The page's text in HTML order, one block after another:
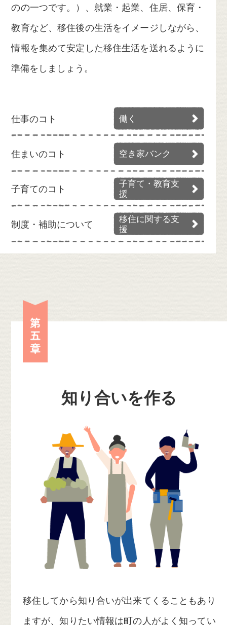
のの一つです。）、就業・起業、住居、保育・
教育など、移住後の生活をイメージしながら、
情報を集めて安定した移住生活を送れるように
準備をしましょう。
仕事のコト 働く
住まいのコト 空き家バンク
子育てのコト
子育て・教育支
援
制度・補助について
移住に関する支
援
知り合いを作る
移住してから知り合いが出来てくることもあり
ますが、知りたい情報は町の人がよく知ってい